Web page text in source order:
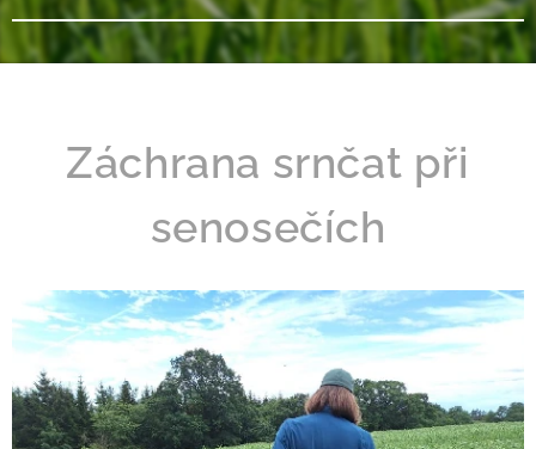
Záchrana srnčat při
senosečích